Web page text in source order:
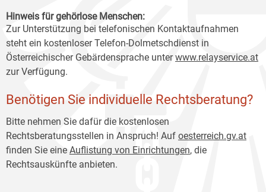
Hinweis für gehörlose Menschen:
Zur Unterstützung bei telefonischen Kontaktaufnahmen
steht ein kostenloser Telefon-Dolmetschdienst in
Österreichischer Gebärdensprache unterwww.relayservice.at
zur Verfügung.
Benötigen Sie individuelle Rechtsberatung?
Bitte nehmen Sie dafür die kostenlosen
Rechtsberatungsstellen in Anspruch! Auf oesterreich.gv.at
finden Sie eine Auflistung von Einrichtungen, die
Rechtsauskünfte anbieten.